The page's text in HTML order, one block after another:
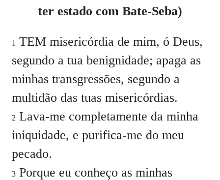
ter estado com Bate-Seba)
1 TEM misericórdia de mim, ó Deus,
segundo a tua benignidade; apaga as
minhas transgressões, segundo a
multidão das tuas misericórdias.
2 Lava-me completamente da minha
iniquidade, e purifica-me do meu
pecado.
3 Porque eu conheço as minhas